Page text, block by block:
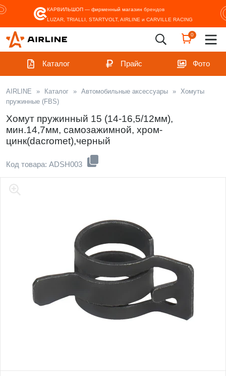
КАРВИЛЬШОП — фирменный магазин брендов
LUZAR, TRIALLI, STARTVOLT, AIRLINE и CARVILLE RACING
0
Каталог Прайс Фото
AIRLINE » Каталог » Автомобильные аксессуары » Хомуты
пружинные (FBS)
Хомут пружинный 15 (14-16,5/12мм),
мин.14,7мм, самозажимной, хром-
цинк(dacromet),черный
Код товара: ADSH003